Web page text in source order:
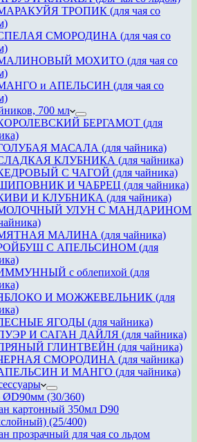
ТРОПИК (для чая со
СМОРОДИНА (для чая со
МОХИТО (для чая со
и АПЕЛЬСИН (для чая со
700 мл
БЕРГАМОТ (для
МАСАЛА (для чайника)
КЛУБНИКА (для чайника)
С ЧАГОЙ (для чайника)
И ЧАБРЕЦ (для чайника)
И КЛУБНИКА (для чайника)
МОЛОЧНЫЙ УЛУН С МАНДАРИНОМ
МАЛИНА (для чайника)
С АПЕЛЬСИНОМ (для
с облепихой (для
И МОЖЖЕВЕЛЬНИК (для
ЯГОДЫ (для чайника)
И САГАН ДАЙЛЯ (для чайника)
ГЛИНТВЕЙН (для чайника)
СМОРОДИНА (для чайника)
И МАНГО (для чайника)
ØD90мм (30/360)
картонный 350мл D90
(25/400)
прозрачный для чая со льдом